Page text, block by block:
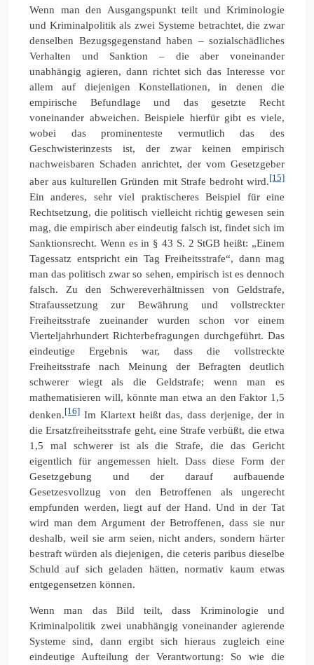
Wenn man den Ausgangspunkt teilt und Kriminologie
und Kriminalpolitik als zwei Systeme betrachtet, die zwar
denselben Bezugsgegenstand haben – sozialschädliches
Verhalten und Sanktion – die aber voneinander
unabhängig agieren, dann richtet sich das Interesse vor
allem auf diejenigen Konstellationen, in denen die
empirische Befundlage und das gesetzte Recht
voneinander abweichen. Beispiele hierfür gibt es viele,
wobei das prominenteste vermutlich das des
Geschwisterinzests ist, der zwar keinen empirisch
nachweisbaren Schaden anrichtet, der vom Gesetzgeber
aber aus kulturellen Gründen mit Strafe bedroht wird.[15]
Ein anderes, sehr viel praktischeres Beispiel für eine
Rechtsetzung, die politisch vielleicht richtig gewesen sein
mag, die empirisch aber eindeutig falsch ist, findet sich im
Sanktionsrecht. Wenn es in § 43 S. 2 StGB heißt: „Einem
Tagessatz entspricht ein Tag Freiheitsstrafe“, dann mag
man das politisch zwar so sehen, empirisch ist es dennoch
falsch. Zu den Schwereverhältnissen von Geldstrafe,
Strafaussetzung zur Bewährung und vollstreckter
Freiheitsstrafe zueinander wurden schon vor einem
Vierteljahrhundert Richterbefragungen durchgeführt. Das
eindeutige Ergebnis war, dass die vollstreckte
Freiheitsstrafe nach Meinung der Befragten deutlich
schwerer wiegt als die Geldstrafe; wenn man es
mathematisieren will, könnte man etwa an den Faktor 1,5
denken.[16] Im Klartext heißt das, dass derjenige, der in
die Ersatzfreiheitsstrafe geht, eine Strafe verbüßt, die etwa
1,5 mal schwerer ist als die Strafe, die das Gericht
eigentlich für angemessen hielt. Dass diese Form der
Gesetzgebung und der darauf aufbauende
Gesetzesvollzug von den Betroffenen als ungerecht
empfunden werden, liegt auf der Hand. Und in der Tat
wird man dem Argument der Betroffenen, dass sie nur
deshalb, weil sie arm seien, nicht anders, sondern härter
bestraft würden als diejenigen, die ceteris paribus dieselbe
Schuld auf sich geladen hätten, normativ kaum etwas
entgegensetzen können.
Wenn man das Bild teilt, dass Kriminologie und
Kriminalpolitik zwei unabhängig voneinander agierende
Systeme sind, dann ergibt sich hieraus zugleich eine
eindeutige Aufteilung der Verantwortung: So wie die